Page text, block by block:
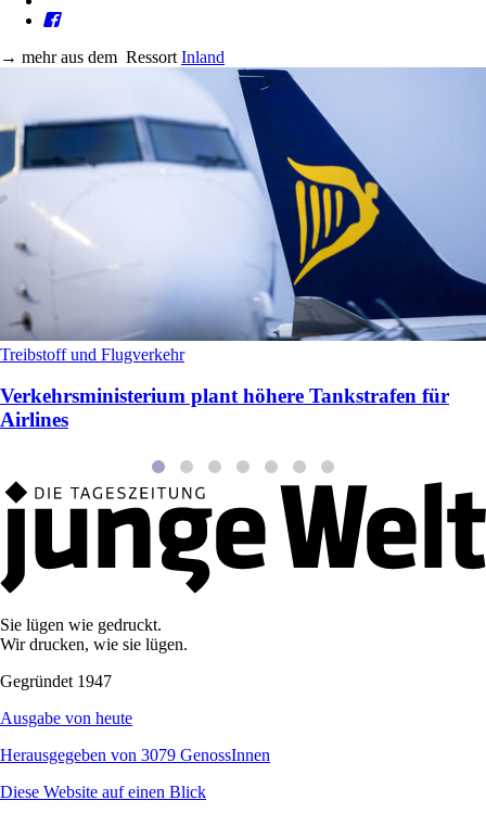
→ mehr aus dem Ressort Inland
Treibstoff und Flugverkehr
Verkehrsministerium plant höhere Tankstrafen für
Airlines
Sie lügen wie gedruckt.
Wir drucken, wie sie lügen.
Gegründet 1947
Ausgabe von heute
Herausgegeben von 3079 GenossInnen
Diese Website auf einen Blick